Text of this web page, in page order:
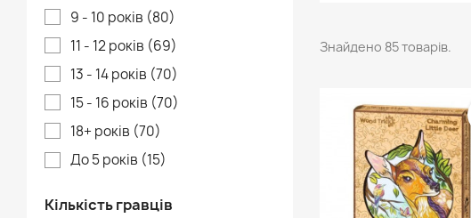
9 - 10 років (80)
11 - 12 років (69)
13 - 14 років (70)
15 - 16 років (70)
18+ років (70)
До 5 років (15)
Кількість гравців
Знайдено 85 товарів.